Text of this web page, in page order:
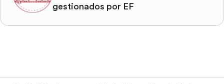
gestionados por EF